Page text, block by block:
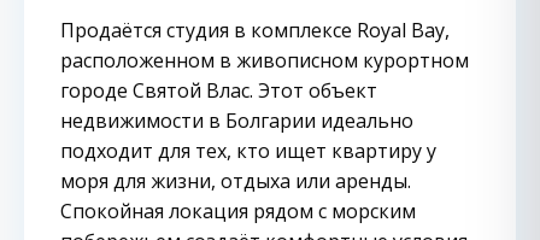
Продаётся студия в комплексе Royal Bay,
расположенном в живописном курортном
городе Святой Влас. Этот объект
недвижимости в Болгарии идеально
подходит для тех, кто ищет квартиру у
моря для жизни, отдыха или аренды.
Спокойная локация рядом с морским